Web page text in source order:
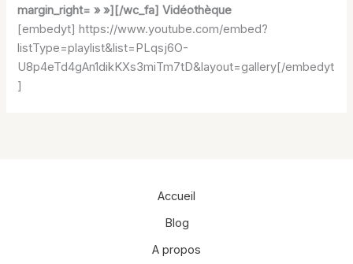
margin_right= » »][/wc_fa] Vidéothèque
[embedyt] https://www.youtube.com/embed?
listType=playlist&list=PLqsj6O-
U8p4eTd4gAn1dikKXs3miTm7tD&layout=gallery[/embedyt
]
Accueil
Blog
A propos